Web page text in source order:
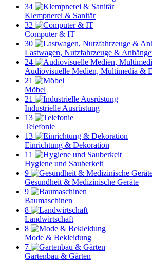
34
Klempnerei & Sanitär
32
Computer & IT
30
Lastwagen, Nutzfahrzeuge &
24
Audiovisuelle Medien, Multimedia &
21
Möbel
21
Industrielle Ausrüstung
13
Telefonie
13
Einrichtung & Dekoration
11
Hygiene und Sauberkeit
9
Gesundheit & Medizinische Geräte
9
Baumaschinen
8
Landwirtschaft
8
Mode & Bekleidung
7
Gartenbau & Gärten